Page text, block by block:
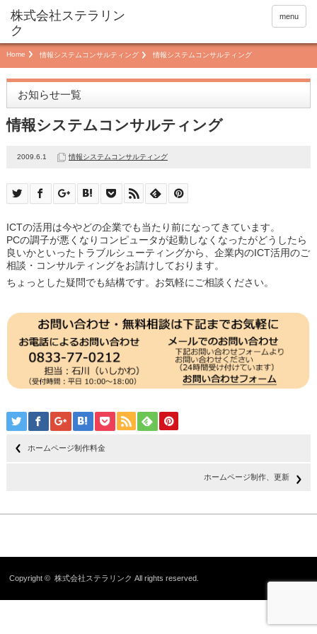
menu
Home 情報システムコンサルティング 情報システムコンサルティング
お知らせ一覧
情報システムコンサルティング
2009.6.1 情報システムコンサルティング
ICTの活用は今やどの企業でも当たり前になってきています。
PCの調子が悪くなりコンピュータが起動しなくなったがどうしたら
良いかといったトラブルシューティングから、企業内のICT活用のご
相談・コンサルティングをお請けしております。
ちょっとした疑問でも結構です。お気軽にご相談ください。
ホームページ制作料金
ホームページ制作、更新
Copyright ©株式会社ステラリンク All rights reserved.